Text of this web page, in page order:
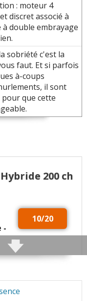
: moteur 4
discret associé à
double embrayage
sobriété c'est la
faut. Et si parfois
à-coups
il sont
que cette
200 ch
10/20
-
un groupe